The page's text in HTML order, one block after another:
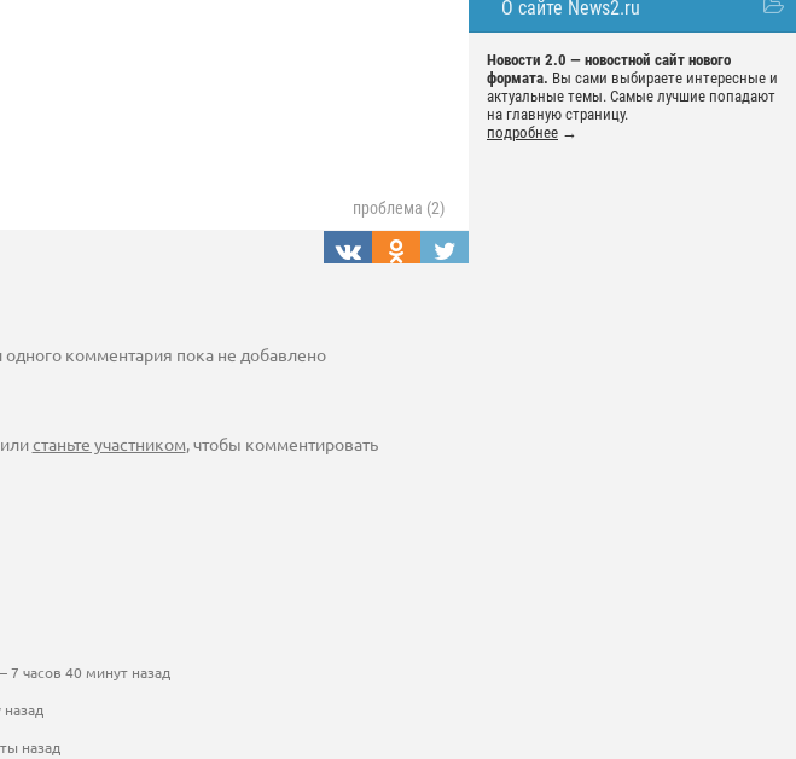
О сайте News2.ru
Новости 2.0 — новостной сайт нового
формата. Вы сами выбираете интересные и
актуальные темы. Самые лучшие попадают
на главную страницу.
подробнее →
проблема (2)
одного комментария пока не добавлено
илистаньте участником, чтобы комментировать
7 часов 40 минут назад
назад